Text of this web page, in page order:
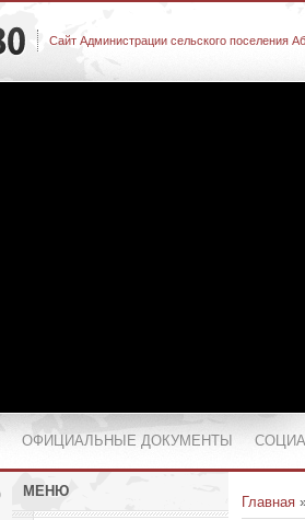
Сайт Администрации сельского поселения
ОФИЦИАЛЬНЫЕ ДОКУМЕНТЫ
МЕНЮ
Главная